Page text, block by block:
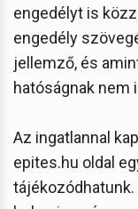
engedélyt is
engedély
jellemző, és
hatóságnak nem
Az ingatlannal
epites.hu oldal
tájékozódhatunk.